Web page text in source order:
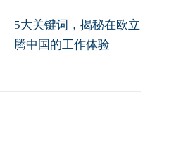
5大关键词，揭秘在欧立
腾中国的工作体验